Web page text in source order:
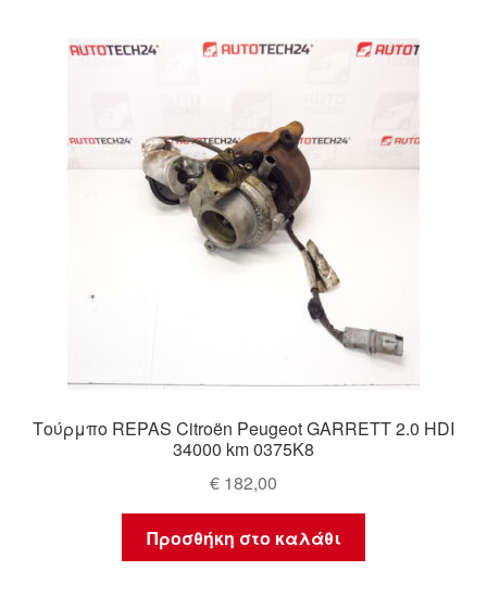
Τούρμπο REPAS Citroën Peugeot GARRETT 2.0 HDI
34000 km 0375K8
€ 182,00
Προσθήκη στο καλάθι